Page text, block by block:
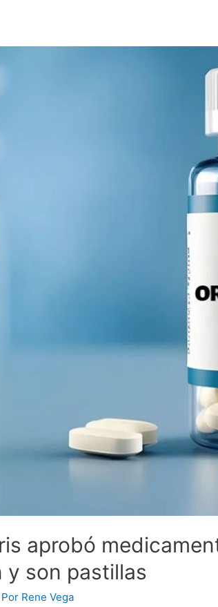
aprobó
y son pastillas
Rene Vega